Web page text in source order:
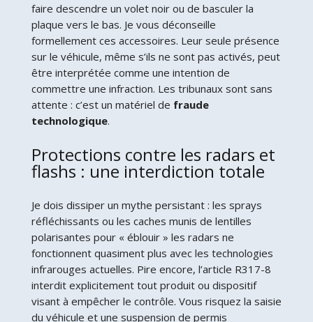
faire descendre un volet noir ou de basculer la
plaque vers le bas. Je vous déconseille
formellement ces accessoires. Leur seule présence
sur le véhicule, même s’ils ne sont pas activés, peut
être interprétée comme une intention de
commettre une infraction. Les tribunaux sont sans
attente : c’est un matériel de fraude
technologique.
Protections contre les radars et
flashs : une interdiction totale
Je dois dissiper un mythe persistant : les sprays
réfléchissants ou les caches munis de lentilles
polarisantes pour « éblouir » les radars ne
fonctionnent quasiment plus avec les technologies
infrarouges actuelles. Pire encore, l’article R317-8
interdit explicitement tout produit ou dispositif
visant à empêcher le contrôle. Vous risquez la saisie
du véhicule et une suspension de permis